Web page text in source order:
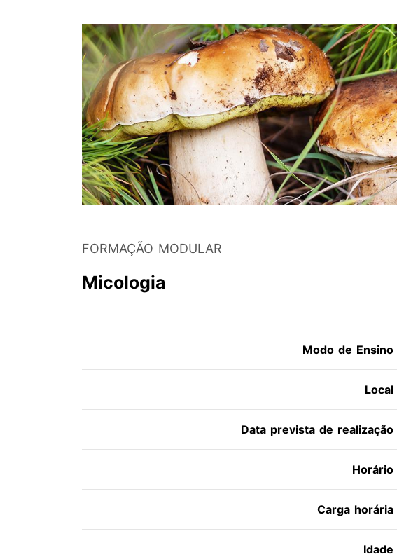
FORMAÇÃO MODULAR
Micologia
Modo de Ensino
Local
Data prevista de realização
Horário
Carga horária
Idade